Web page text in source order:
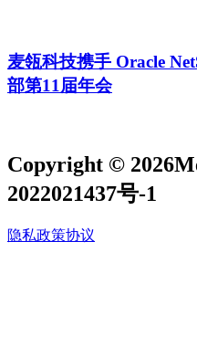
麦瓴科技携手 Oracle
部第11届年会
Copyright ©
2022021437号-1
隐私政策协议